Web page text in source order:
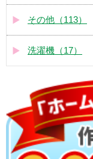
その他（113）
洗濯機（17）